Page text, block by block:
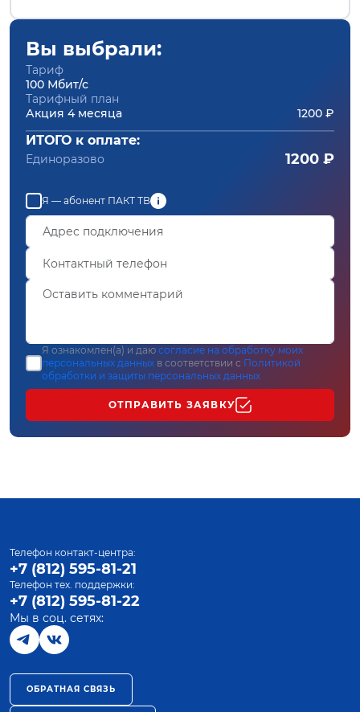
Вы выбрали:
Тариф
100 Мбит/с
Тарифный план
Акция 4 месяца
1200 ₽
ИТОГО к оплате:
Единоразово 1200 ₽
Я — абонент ПАКТ ТВ
Я ознакомлен(а) и даю согласие на обработку моих
персональных данных в соответствии с Политикой
обработки и защиты персональных данных
ОТПРАВИТЬ ЗАЯВКУ
Телефон контакт-центра:
+7 (812) 595-81-21
Телефон тех. поддержки:
+7 (812) 595-81-22
Мы в соц. сетях:
ОБРАТНАЯ СВЯЗЬ